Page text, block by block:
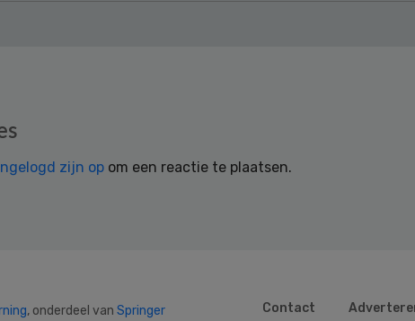
zijn op om een reactie te plaatsen.
, onderdeel van Springer
Contact